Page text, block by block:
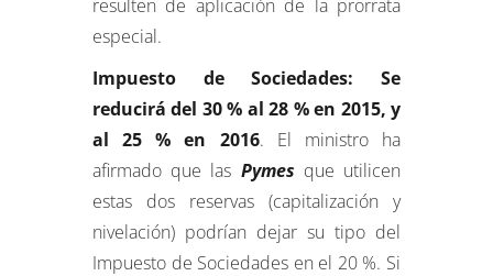
resulten de aplicación de la prorrata
especial.
Impuesto de Sociedades: Se
reducirá del 30 % al 28 % en 2015, y
al 25 % en 2016. El ministro ha
afirmado que las Pymes que utilicen
estas dos reservas (capitalización y
nivelación) podrían dejar su tipo del
Impuesto de Sociedades en el 20 %. Si